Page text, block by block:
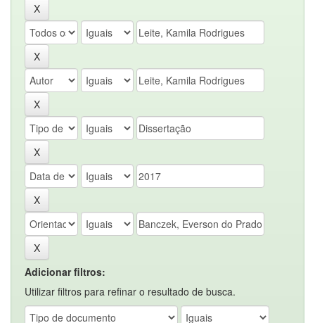
Adicionar filtros:
Utilizar filtros para refinar o resultado de busca.